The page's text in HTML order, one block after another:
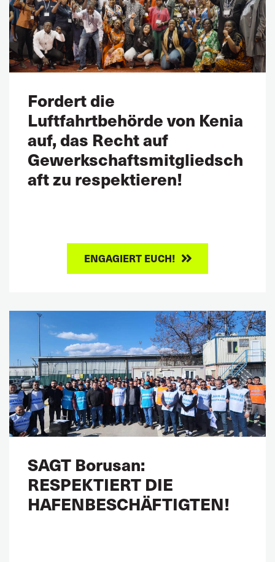
Fordert die
Luftfahrtbehörde von Kenia
auf, das Recht auf
Gewerkschaftsmitgliedsch
aft zu respektieren!
ENGAGIERT EUCH!
SAGT Borusan:
RESPEKTIERT DIE
HAFENBESCHÄFTIGTEN!